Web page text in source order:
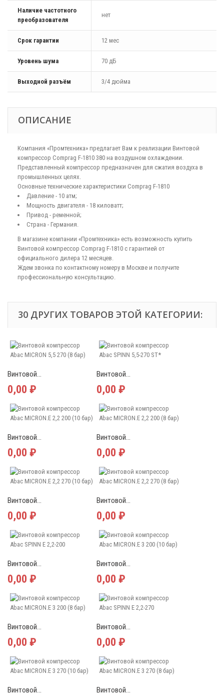
Наличие частотного
преобразователя
нет
Срок гарантии 12 мес
Уровень шума 70 дБ
Выходной разъём 3/4 дюйма
ОПИСАНИЕ
Компания «Промтехника» предлагает Вам к реализации Винтовой
компрессор Comprag F-1810 380 на воздушном охлаждении.
Представленный компрессор предназначен для сжатия воздуха в
промышленных целях.
Основные технические характеристики Comprag F-1810
Давление - 10 атм;
Мощность двигателя - 18 киловатт;
Привод - ременной;
Страна - Германия.
В магазине компании «Промтехника» есть возможность купить
Винтовой компрессор Comprag F-1810 с гарантией от
официального дилера 12 месяцев.
Ждем звонка по контактному номеру в Москве и получите
профессиональную консультацию.
30 ДРУГИХ ТОВАРОВ ЭТОЙ КАТЕГОРИИ:
Винтовой...
0,00 ₽
Винтовой...
0,00 ₽
Винтовой...
0,00 ₽
Винтовой...
0,00 ₽
Винтовой...
0,00 ₽
Винтовой...
0,00 ₽
Винтовой...
0,00 ₽
Винтовой...
0,00 ₽
Винтовой...
0,00 ₽
Винтовой...
0,00 ₽
Винтовой... Винтовой...